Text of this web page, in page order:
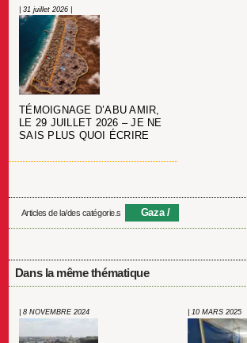
| 31 juillet 2026 |
TÉMOIGNAGE D’ABU AMIR,
LE 29 JUILLET 2026 – JE NE
SAIS PLUS QUOI ÉCRIRE
Articles de la/des catégorie.s Gaza
Dans la même thématique
| 8 NOVEMBRE 2024 | 10 MARS 2025